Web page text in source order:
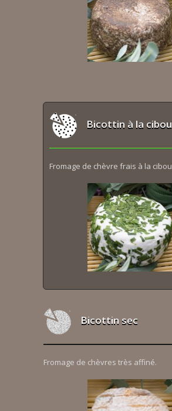
Bicottin à la
Fromage de chèvre frais à la
Bicottin sec
Fromage de chèvres très affiné.